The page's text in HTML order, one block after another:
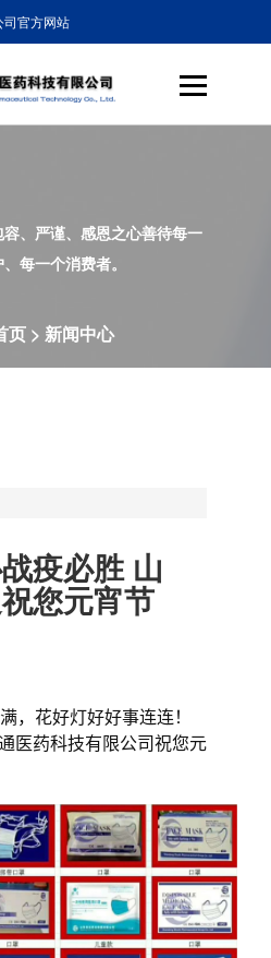
司官方网站
、严谨、感恩之心善待每一
每一个消费者。
页 > 新闻中心
疫必胜 山
您元宵节
，花好灯好好事连连！
药科技有限公司祝您元